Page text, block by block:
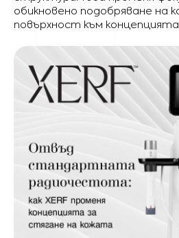
обикновено подобряване на
повърхност към